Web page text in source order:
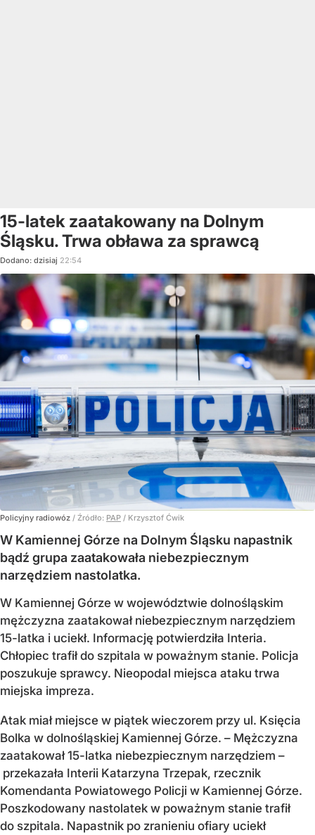
15-latek zaatakowany na Dolnym
Śląsku. Trwa obława za sprawcą
Dodano: dzisiaj 22:54
Policyjny radiowóz / Źródło: PAP / Krzysztof Ćwik
W Kamiennej Górze na Dolnym Śląsku napastnik
bądź grupa zaatakowała niebezpiecznym
narzędziem nastolatka.
W Kamiennej Górze w województwie dolnośląskim
mężczyzna zaatakował niebezpiecznym narzędziem
15-latka i uciekł. Informację potwierdziła Interia.
Chłopiec trafił do szpitala w poważnym stanie. Policja
poszukuje sprawcy. Nieopodal miejsca ataku trwa
miejska impreza.
Atak miał miejsce w piątek wieczorem przy ul. Księcia
Bolka w dolnośląskiej Kamiennej Górze. – Mężczyzna
zaatakował 15-latka niebezpiecznym narzędziem –
przekazała Interii Katarzyna Trzepak, rzecznik
Komendanta Powiatowego Policji w Kamiennej Górze.
Poszkodowany nastolatek w poważnym stanie trafił
do szpitala. Napastnik po zranieniu ofiary uciekł